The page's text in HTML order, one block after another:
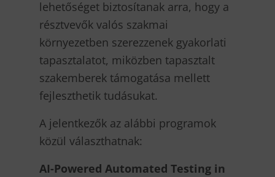
lehetőséget biztosítanak arra, hogy a
résztvevők valós szakmai
környezetben szerezzenek gyakorlati
tapasztalatot, miközben tapasztalt
szakemberek támogatása mellett
fejleszthetik tudásukat.
A jelentkezők az alábbi programok
közül választhatnak:
AI-Powered Automated Testing in